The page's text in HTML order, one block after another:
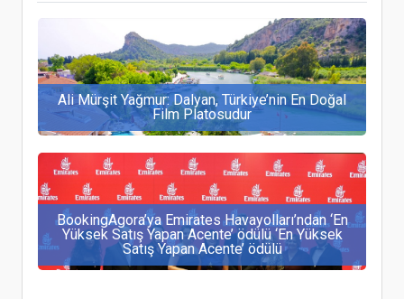
Ali Mürşit Yağmur: Dalyan, Türkiye’nin En Doğal
Film Platosudur
BookingAgora’ya Emirates Havayolları’ndan ‘En
Yüksek Satış Yapan Acente’ ödülü ‘En Yüksek
Satış Yapan Acente’ ödülü